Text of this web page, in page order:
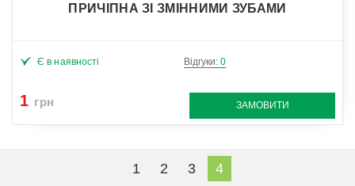
ПРИЧІПНА ЗІ ЗМІННИМИ ЗУБАМИ
Є в наявності Відгуки: 0
1 грн ЗАМОВИТИ
1 2 3 4